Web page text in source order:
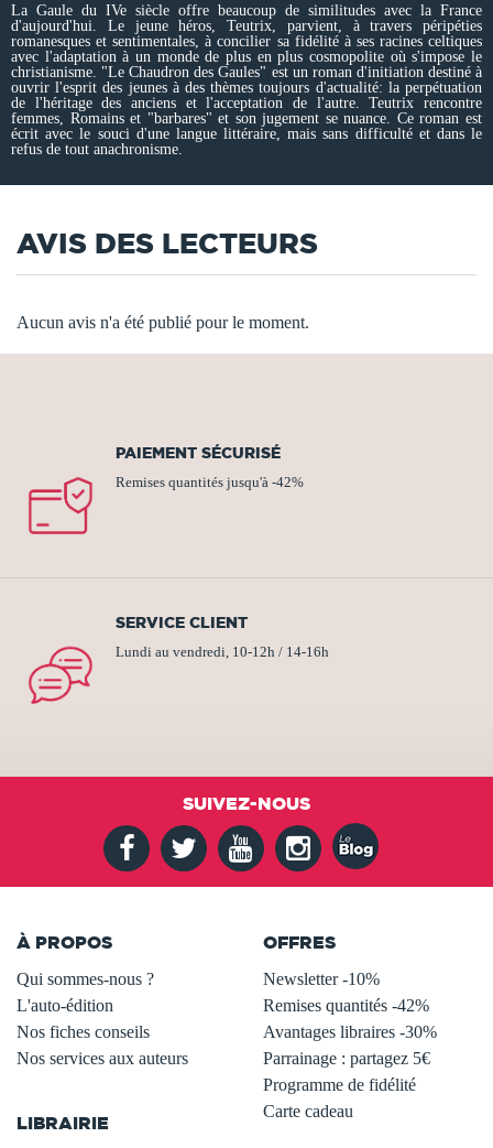
La Gaule du IVe siècle offre beaucoup de similitudes avec la France
d'aujourd'hui. Le jeune héros, Teutrix, parvient, à travers péripéties
romanesques et sentimentales, à concilier sa fidélité à ses racines celtiques
avec l'adaptation à un monde de plus en plus cosmopolite où s'impose le
christianisme. "Le Chaudron des Gaules" est un roman d'initiation destiné à
ouvrir l'esprit des jeunes à des thèmes toujours d'actualité: la perpétuation
de l'héritage des anciens et l'acceptation de l'autre. Teutrix rencontre
femmes, Romains et "barbares" et son jugement se nuance. Ce roman est
écrit avec le souci d'une langue littéraire, mais sans difficulté et dans le
refus de tout anachronisme.
AVIS DES LECTEURS
Aucun avis n'a été publié pour le moment.
PAIEMENT SÉCURISÉ
Remises quantités jusqu'à -42%
SERVICE CLIENT
Lundi au vendredi, 10-12h / 14-16h
SUIVEZ-NOUS
À PROPOS
Qui sommes-nous ?
L'auto-édition
Nos fiches conseils
Nos services aux auteurs
LIBRAIRIE
OFFRES
Newsletter -10%
Remises quantités -42%
Avantages libraires -30%
Parrainage : partagez 5€
Programme de fidélité
Carte cadeau